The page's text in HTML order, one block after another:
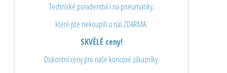
Technické poradenství i na pneumatiky,
které jste nekoupili u nás ZDARMA.
SKVĚLÉ ceny!
Diskontní ceny pro naše koncové zákazníky.